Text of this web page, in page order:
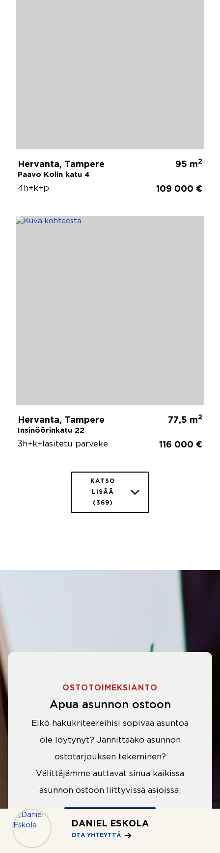
DANIEL ESKOLA
OTA YHTEYTTÄ
Hervanta, Tampere
Paavo Kolin katu 4
95 m2
4h+k+p 109 000 €
Hervanta, Tampere
Insinöörinkatu 22
77,5 m2
3h+k+lasitetu parveke 116 000 €
KATSO
LISÄÄ
(369)
OSTOTOIMEKSIANTO
Apua asunnon ostoon
Eikö hakukriteereihisi sopivaa asuntoa
ole löytynyt? Jännittääkö asunnon
ostotarjouksen tekeminen?
Välittäjämme auttavat sinua kaikissa
asunnon ostoon liittyvissä asioissa.
LUE LISÄÄ